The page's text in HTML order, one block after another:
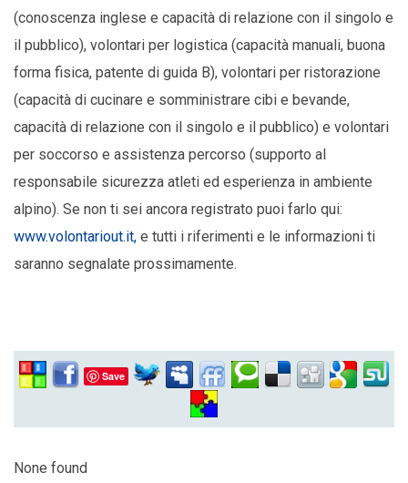
(conoscenza inglese e capacità di relazione con il singolo e
il pubblico), volontari per logistica (capacità manuali, buona
forma fisica, patente di guida B), volontari per ristorazione
(capacità di cucinare e somministrare cibi e bevande,
capacità di relazione con il singolo e il pubblico) e volontari
per soccorso e assistenza percorso (supporto al
responsabile sicurezza atleti ed esperienza in ambiente
alpino). Se non ti sei ancora registrato puoi farlo qui:
www.volontariout.it, e tutti i riferimenti e le informazioni ti
saranno segnalate prossimamente.
Save
None found